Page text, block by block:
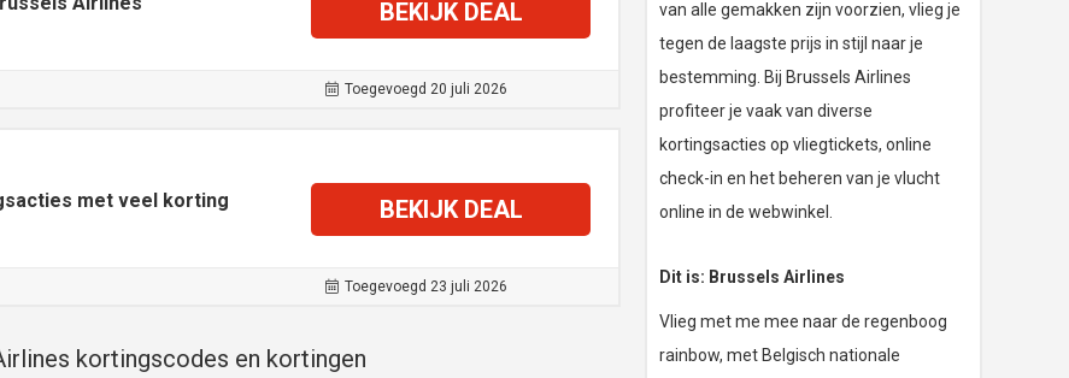
BEKIJK DEAL
Toegevoegd 20 juli 2026
met veel korting BEKIJK DEAL
Toegevoegd 23 juli 2026
kortingscodes en kortingen
van alle gemakken zijn voorzien, vlieg je
tegen de laagste prijs in stijl naar je
bestemming. Bij Brussels Airlines
profiteer je vaak van diverse
kortingsacties op vliegtickets, online
check-in en het beheren van je vlucht
online in de webwinkel.
Dit is: Brussels Airlines
Vlieg met me mee naar de regenboog
rainbow, met Belgisch nationale